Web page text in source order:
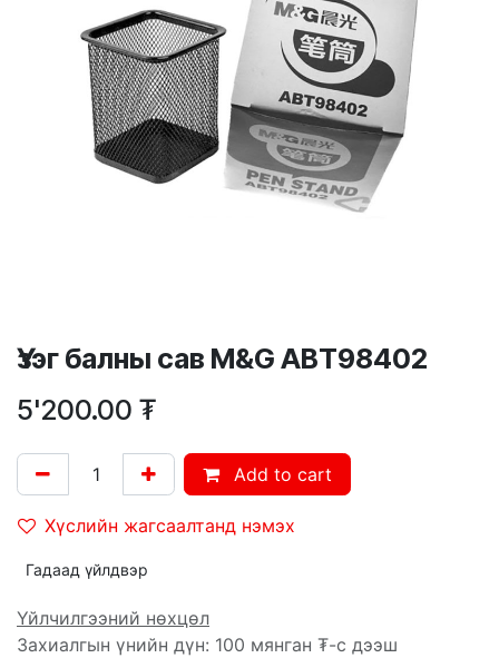
Үзэг балны сав M&G ABT98402
5'200.00 ₮
Add to cart
Хүслийн жагсаалтанд нэмэх
Гадаад үйлдвэр
Үйлчилгээний нөхцөл
Захиалгын үнийн дүн: 100 мянган ₮-с дээш